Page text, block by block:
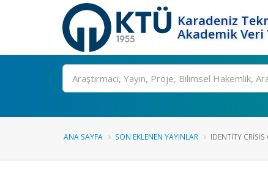
Karadeniz
Akademik
Ara
ANA SAYFA SON EKLENEN YAYINLAR IDENTITY